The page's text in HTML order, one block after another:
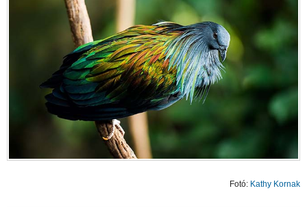
Fotó: Kathy Kornak